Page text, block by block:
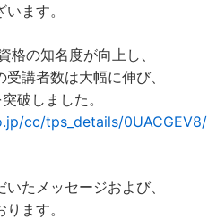
ます。
格の知名度が向上し、
講者数は大幅に伸び、
破しました。
cc/tps_details/0UACGEV8/
たメッセージおよび、
ます。